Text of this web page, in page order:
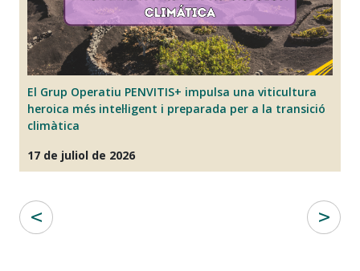
El Grup Operatiu PENVITIS+ impulsa una viticultura
heroica més intel·ligent i preparada per a la transició
climàtica
17 de juliol de 2026